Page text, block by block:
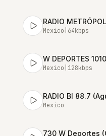
Mexico 64kbps
Mexico 128kbps
Mexico